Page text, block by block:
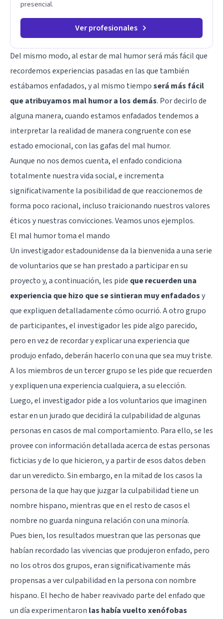
presencial.
Ver profesionales
Del mismo modo, al estar de mal humor será más fácil que
recordemos experiencias pasadas en las que también
estábamos enfadados, y al mismo tiemposerá más fácil
que atribuyamos mal humor a los demás. Por decirlo de
alguna manera, cuando estamos enfadados tendemos a
interpretar la realidad de manera congruente con ese
estado emocional, con las gafas del mal humor.
Aunque no nos demos cuenta, el enfado condiciona
totalmente nuestra vida social, e incrementa
significativamente la posibilidad de que reaccionemos de
forma poco racional, incluso traicionando nuestros valores
éticos y nuestras convicciones. Veamos unos ejemplos.
El mal humor toma el mando
Un investigador estadounidense da la bienvenida a una serie
de voluntarios que se han prestado a participar en su
proyecto y, a continuación, les pide que recuerden una
experiencia que hizo que se sintieran muy enfadadosy
que expliquen detalladamente cómo ocurrió. A otro grupo
de participantes, el investigador les pide algo parecido,
pero en vez de recordar y explicar una experiencia que
produjo enfado, deberán hacerlo con una que sea muy triste.
A los miembros de un tercer grupo se les pide que recuerden
y expliquen una experiencia cualquiera, a su elección.
Luego, el investigador pide a los voluntarios que imaginen
estar en un jurado que decidirá la culpabilidad de algunas
personas en casos de mal comportamiento. Para ello, se les
provee con información detallada acerca de estas personas
ficticias y de lo que hicieron, y a partir de esos datos deben
dar un veredicto. Sin embargo, en la mitad de los casos la
persona de la que hay que juzgar la culpabilidad tiene un
nombre hispano, mientras que en el resto de casos el
nombre no guarda ninguna relación con una minoría.
Pues bien, los resultados muestran que las personas que
habían recordado las vivencias que produjeron enfado, pero
no los otros dos grupos, eran significativamente más
propensas a ver culpabilidad en la persona con nombre
hispano. El hecho de haber reavivado parte del enfado que
un día experimentaron las había vuelto xenófobas